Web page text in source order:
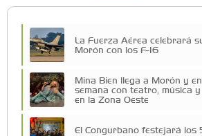
La Fuerza Aérea celebrará
Morón con los F-16
Mina Bien llega a Morón y
semana con teatro, música
en la Zona Oeste
El Congurbano festejará los